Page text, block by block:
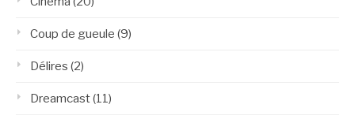
Coup de gueule (9)
Délires (2)
Dreamcast(11)